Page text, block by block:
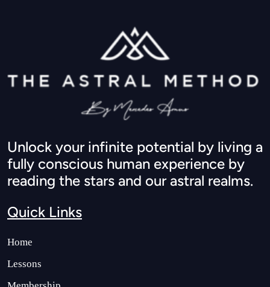
Unlock your infinite potential by living a
fully conscious human experience by
reading the stars and our astral realms.
Quick Links
Home
Lessons